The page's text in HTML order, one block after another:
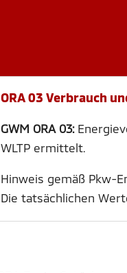
ORA 03 Verbrauch
GWM ORA 03:
WLTP ermittelt.
Hinweis gemäß Pkw-
Die tatsächlichen